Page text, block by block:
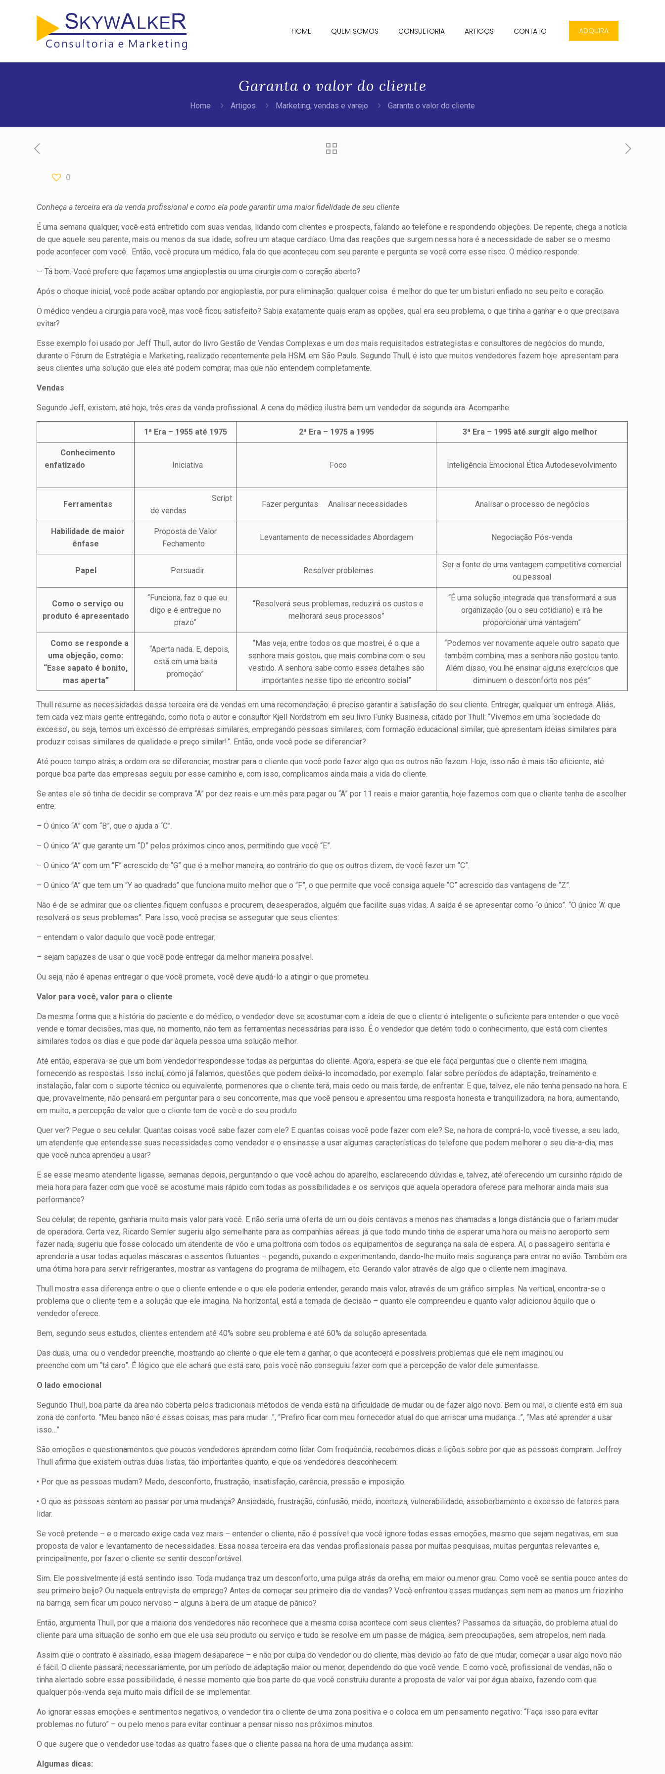
HOME QUEM SOMOS CONSULTORIA ARTIGOS CONTATO ADQUIRA
Garanta o valor do cliente
Home Artigos Marketing, vendas e varejo Garanta o valor do cliente
0
Conheça a terceira era da venda profissional e como ela pode garantir uma maior fidelidade de seu cliente
É uma semana qualquer, você está entretido com suas vendas, lidando com clientes e prospects, falando ao telefone e respondendo objeções. De repente, chega a notícia
de que aquele seu parente, mais ou menos da sua idade, sofreu um ataque cardíaco. Uma das reações que surgem nessa hora é a necessidade de saber se o mesmo
pode acontecer com você. Então, você procura um médico, fala do que aconteceu com seu parente e pergunta se você corre esse risco. O médico responde:
— Tá bom. Você prefere que façamos uma angioplastia ou uma cirurgia com o coração aberto?
Após o choque inicial, você pode acabar optando por angioplastia, por pura eliminação: qualquer coisa é melhor do que ter um bisturi enfiado no seu peito e coração.
O médico vendeu a cirurgia para você, mas você ficou satisfeito? Sabia exatamente quais eram as opções, qual era seu problema, o que tinha a ganhar e o que precisava
evitar?
Esse exemplo foi usado por Jeff Thull, autor do livro Gestão de Vendas Complexas e um dos mais requisitados estrategistas e consultores de negócios do mundo,
durante o Fórum de Estratégia e Marketing, realizado recentemente pela HSM, em São Paulo. Segundo Thull, é isto que muitos vendedores fazem hoje: apresentam para
seus clientes uma solução que eles até podem comprar, mas que não entendem completamente.
Vendas
Segundo Jeff, existem, até hoje, três eras da venda profissional. A cena do médico ilustra bem um vendedor da segunda era. Acompanhe:
1ª Era – 1955 até 1975 2ª Era – 1975 a 1995 3ª Era – 1995 até surgir algo melhor
Conhecimento
enfatizado
Iniciativa Foco Inteligência Emocional Ética Autodesevolvimento
Ferramentas
Script
de vendas
Fazer perguntas Analisar necessidades Analisar o processo de negócios
Habilidade de maior
ênfase
Proposta de Valor
Fechamento
Levantamento de necessidades Abordagem Negociação Pós-venda
Papel Persuadir Resolver problemas
Ser a fonte de uma vantagem competitiva comercial
ou pessoal
Como o serviço ou
produto é apresentado
“Funciona, faz o que eu
digo e é entregue no
prazo”
“Resolverá seus problemas, reduzirá os custos e
melhorará seus processos”
“É uma solução integrada que transformará a sua
organização (ou o seu cotidiano) e irá lhe
proporcionar uma vantagem”
Como se responde a
uma objeção, como:
“Esse sapato é bonito,
mas aperta”
“Aperta nada. E, depois,
está em uma baita
promoção”
“Mas veja, entre todos os que mostrei, é o que a
senhora mais gostou, que mais combina com o seu
vestido. A senhora sabe como esses detalhes são
importantes nesse tipo de encontro social”
“Podemos ver novamente aquele outro sapato que
também combina, mas a senhora não gostou tanto.
Além disso, vou lhe ensinar alguns exercícios que
diminuem o desconforto nos pés”
Thull resume as necessidades dessa terceira era de vendas em uma recomendação: é preciso garantir a satisfação do seu cliente. Entregar, qualquer um entrega. Aliás,
tem cada vez mais gente entregando, como nota o autor e consultor Kjell Nordström em seu livro Funky Business, citado por Thull: “Vivemos em uma ‘sociedade do
excesso’, ou seja, temos um excesso de empresas similares, empregando pessoas similares, com formação educacional similar, que apresentam ideias similares para
produzir coisas similares de qualidade e preço similar!”. Então, onde você pode se diferenciar?
Até pouco tempo atrás, a ordem era se diferenciar, mostrar para o cliente que você pode fazer algo que os outros não fazem. Hoje, isso não é mais tão eficiente, até
porque boa parte das empresas seguiu por esse caminho e, com isso, complicamos ainda mais a vida do cliente.
Se antes ele só tinha de decidir se comprava “A” por dez reais e um mês para pagar ou “A” por 11 reais e maior garantia, hoje fazemos com que o cliente tenha de escolher
entre:
– O único “A” com “B”, que o ajuda a “C”.
– O único “A” que garante um “D” pelos próximos cinco anos, permitindo que você “E”.
– O único “A” com um “F” acrescido de “G” que é a melhor maneira, ao contrário do que os outros dizem, de você fazer um “C”.
– O único “A” que tem um “Y ao quadrado” que funciona muito melhor que o “F”, o que permite que você consiga aquele “C” acrescido das van­tagens de “Z”.
Não é de se admirar que os clientes fiquem confusos e procurem, desesperados, alguém que facilite suas vidas. A saída é se apresentar como “o único”. “O único ‘A’ que
resolverá os seus pro­blemas”. Para isso, você precisa se assegurar que seus clientes:
– entendam o valor daquilo que você pode entregar;
– sejam capazes de usar o que você pode entregar da melhor maneira possível.
Ou seja, não é apenas entregar o que você promete, você deve ajudá-lo a atingir o que pro­meteu.
Valor para você, valor para o cliente
Da mes­ma forma que a história do paciente e do médico, o vendedor deve se acostumar com a ideia de que o cliente é inteligente o suficiente para entender o que você
vende e tomar decisões, mas que, no momento, não tem as ferramentas necessárias para isso. É o vendedor que detém todo o conhecimento, que está com clientes
similares todos os dias e que pode dar àquela pessoa uma solução melhor.
Até então, esperava-se que um bom vendedor res­pondesse todas as perguntas do cliente. Agora, espera-se que ele faça perguntas que o cliente nem imagina,
fornecendo as respostas. Isso inclui, como já falamos, questões que podem deixá-lo incomodado, por exem­plo: falar sobre períodos de adaptação, treinamento e
instalação, falar com o suporte técnico ou equivalente, pormenores que o cliente terá, mais cedo ou mais tarde, de enfrentar. E que, talvez, ele não tenha pen­sado na hora. E
que, provavelmente, não pensará em perguntar para o seu concorrente, mas que você pensou e apresentou uma resposta honesta e tran­quilizadora, na hora, aumentando,
em muito, a percepção de valor que o cliente tem de você e do seu produto.
Quer ver? Pegue o seu celular. Quantas coisas você sabe fazer com ele? E quantas coisas você pode fazer com ele? Se, na hora de comprá-lo, você tivesse, a seu lado,
um atendente que entendesse suas ne­cessidades como vendedor e o ensinasse a usar algu­mas características do telefone que podem melhorar o seu dia-a-dia, mas
que você nunca aprendeu a usar?
E se esse mesmo atendente ligasse, semanas depois, perguntando o que você achou do aparelho, esclarecendo dúvidas e, talvez, até oferecendo um cursinho rápido de
meia hora para fazer com que você se acostume mais rápido com todas as possi­bilidades e os serviços que aquela operadora oferece para melhorar ainda mais sua
performance?
Seu celular, de repente, ganharia muito mais valor para você. E não seria uma oferta de um ou dois centavos a menos nas chamadas a longa distância que o fariam mudar
de operadora. Certa vez, Ricardo Semler sugeriu algo semelhante para as companhias aéreas: já que todo mundo tinha de esperar uma hora ou mais no aeroporto sem
fazer nada, sugeriu que fosse colocado um atendente de vôo e uma poltrona com todos os equipamentos de segurança na sala de espera. Aí, o passageiro sentaria e
aprenderia a usar todas aquelas máscaras e assentos flutuantes – pegan­do, puxando e experimentando, dando-lhe muito mais segurança para entrar no avião. Também era
uma ótima hora para servir refrigerantes, mostrar as vantagens do programa de milhagem, etc. Gerando valor através de algo que o cliente nem imaginava.
Thull mostra essa diferença entre o que o cliente entende e o que ele poderia entender, gerando mais valor, através de um gráfico simples. Na vertical, encontra-se o
problema que o cliente tem e a solução que ele imagina. Na horizontal, está a tomada de decisão – quanto ele compreendeu e quanto valor adicionou àquilo que o
vendedor oferece.
Bem, segundo seus estudos, clientes entendem até 40% sobre seu problema e até 60% da solução apresentada.
Das duas, uma: ou o vendedor preenche, mostrando ao cliente o que ele tem a ganhar, o que acontecerá e possíveis problemas que ele nem imaginou ou
preenche com um “tá caro”. É lógico que ele achará que está caro, pois você não conseguiu fazer com que a percepção de valor dele aumentasse.
O lado emocional
Segundo Thull, boa parte da área não coberta pelos tradicionais métodos de venda está na dificuldade de mudar ou de fazer algo novo. Bem ou mal, o cliente está em sua
zona de conforto. “Meu banco não é essas coisas, mas para mudar…”, “Prefiro ficar com meu fornecedor atual do que arriscar uma mudança…”, “Mas até aprender a usar
isso…”
São emoções e questionamentos que poucos ven­dedores aprendem como lidar. Com frequência, recebe­mos dicas e lições sobre por que as pessoas compram. Jeffrey
Thull afirma que existem outras duas listas, tão importantes quanto, e que os vendedores desconhecem:
• Por que as pessoas mudam? Medo, desconforto, frustração, insatisfação, carência, pressão e impo­sição.
• O que as pessoas sentem ao passar por uma mudança? Ansiedade, frustração, confusão, medo, incerteza, vulnerabilidade, assoberbamento e exces­so de fatores para
lidar.
Se você pretende – e o mercado exige cada vez mais – entender o cliente, não é possível que você igno­re todas essas emoções, mesmo que sejam negativas, em sua
proposta de valor e levantamento de necessi­dades. Essa nossa terceira era das vendas profissionais passa por muitas pesquisas, muitas perguntas relevantes e,
principalmente, por fazer o cliente se sentir desconfortável.
Sim. Ele possivelmente já está sentindo isso. Toda mudança traz um desconforto, uma pulga atrás da orelha, em maior ou menor grau. Como você se sentia pouco antes do
seu primeiro beijo? Ou naquela entre­vista de emprego? Antes de começar seu primeiro dia de vendas? Você enfrentou essas mudanças sem nem ao menos um friozinho
na barriga, sem ficar um pouco nervoso – alguns à beira de um ataque de pânico?
Então, argumenta Thull, por que a maioria dos vendedores não reconhece que a mesma coisa acontece com seus clientes? Passamos da situação, do problema atual do
cliente para uma situação de sonho em que ele usa seu produto ou serviço e tudo se resolve em um passe de mágica, sem preocupações, sem atropelos, nem nada.
Assim que o contrato é assinado, essa imagem desa­parece – e não por culpa do vendedor ou do cliente, mas devido ao fato de que mudar, começar a usar algo novo não
é fácil. O cliente passará, necessariamente, por um período de adaptação maior ou menor, depen­dendo do que você vende. E como você, profissional de vendas, não o
tinha alertado sobre essa possibilidade, é nesse momento que boa parte do que você construiu durante a proposta de valor vai por água abaixo, fazendo com que
qualquer pós-venda seja muito mais difícil de se implementar.
Ao ignorar essas emoções e sentimentos negativos, o vendedor tira o cliente de uma zona positiva e o coloca em um pensamento negativo: “Faça isso para evitar
problemas no futuro” – ou pelo menos para evitar continuar a pensar nisso nos próximos minutos.
O que sugere que o vendedor use todas as quatro fases que o cliente passa na hora de uma mudança assim:
Algumas dicas: